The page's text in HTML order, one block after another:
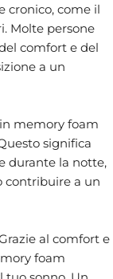
cronico, come il
Molte persone
comfort e del
a un
memory foam
significa
durante la notte,
contribuire a un
al comfort e
foam